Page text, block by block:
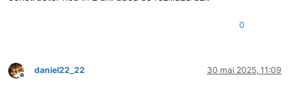
0
Deconectat
daniel22_22 30 mai 2025, 11:09